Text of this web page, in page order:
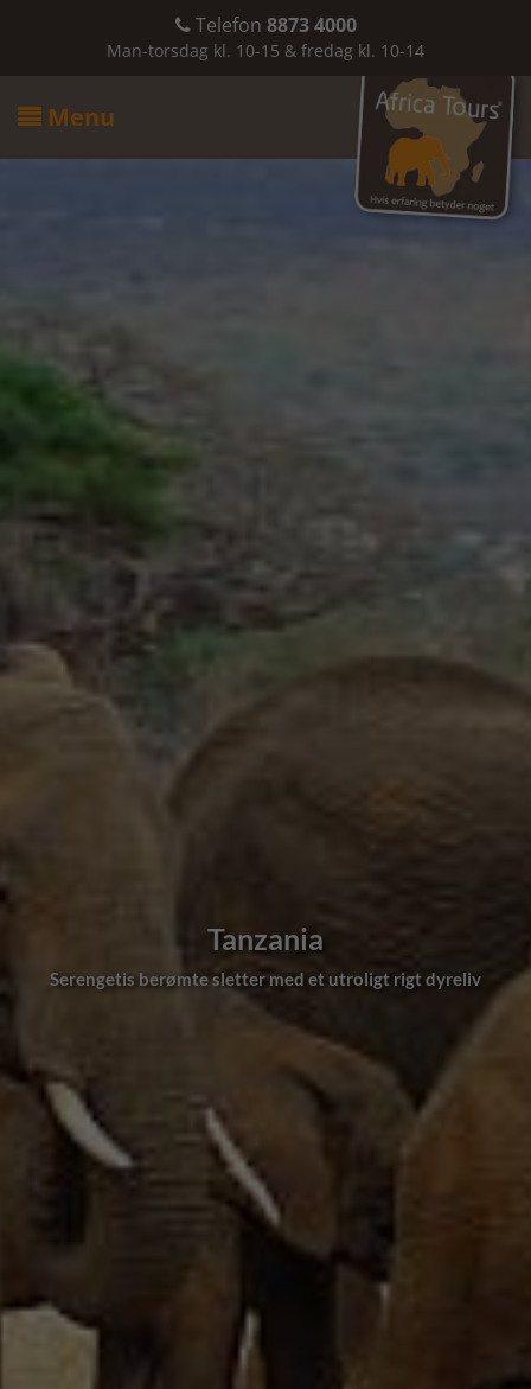
Telefon 8873 4000
Man-torsdag kl. 10-15 & fredag kl. 10-14
 Menu
Tanzania
Serengetis berømte sletter med et utroligt rigt dyreliv